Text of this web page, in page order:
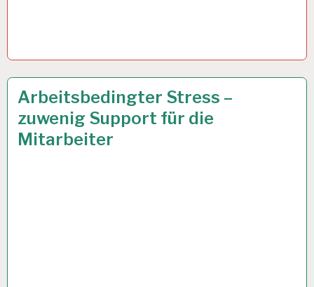
12-
STUNDEN-
ARBEITSTAG…
Arbeitsbedingter Stress –
zuwenig Support für die
Mitarbeiter
8 JAN. 2024